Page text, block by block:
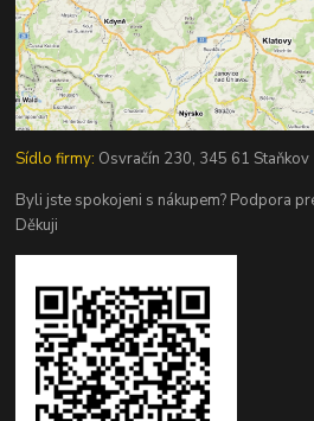
Sídlo firmy: Osvračín 230, 345 61 Staňkov
Byli jste spokojeni s nákupem? Podpora
Děkuji